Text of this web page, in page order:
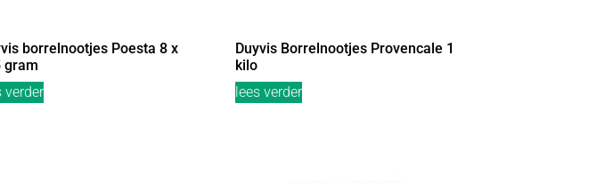
borrelnootjes Poesta 8 x
gram
verder
Duyvis Borrelnootjes Provencale 1
kilo
lees verder